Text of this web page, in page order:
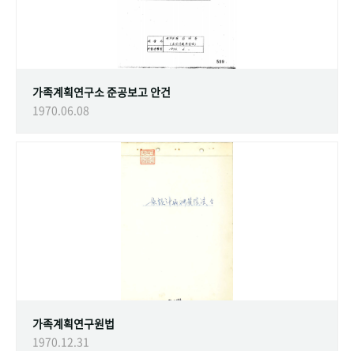
가족계획연구소 준공보고 안건
1970.06.08
가족계획연구원법
1970.12.31